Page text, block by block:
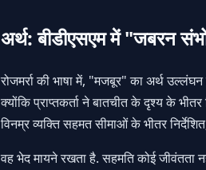
अर्थ: बीडीएसएम में "जबरन
रोजमर्रा की भाषा में, "मजबूर" का अर्थ
क्योंकि प्राप्तकर्ता ने बातचीत के दृश्य के
विनम्र व्यक्ति सहमत सीमाओं के भीतर
वह भेद मायने रखता है. सहमति कोई जीवंतता